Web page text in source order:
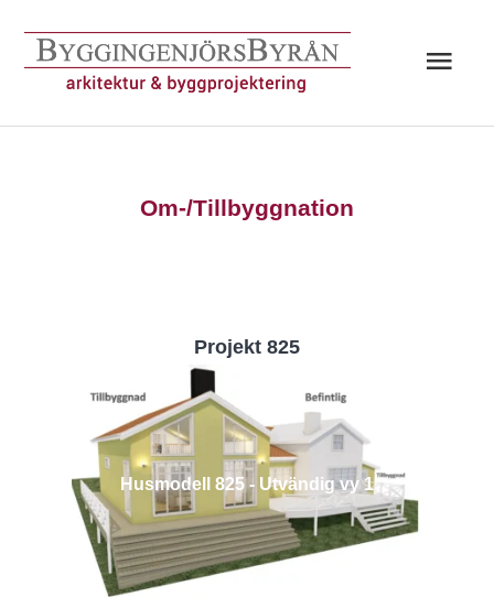
innehåll
Om-/Tillbyggnation
Projekt 825
Husmodell 825 - Utvändig vy 1